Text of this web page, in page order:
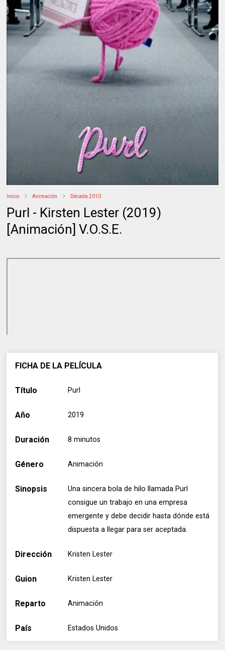
Inicio Animación Década 2010
Purl - Kirsten Lester (2019)
[Animación] V.O.S.E.
FICHA DE LA PELÍCULA
Título Purl
Año 2019
Duración 8 minutos
Género Animación
Sinopsis
Una sincera bola de hilo llamada Purl
consigue un trabajo en una empresa
emergente y debe decidir hasta dónde está
dispuesta a llegar para ser aceptada.
Dirección Kristen Lester
Guion Kristen Lester
Reparto Animación
País Estados Unidos